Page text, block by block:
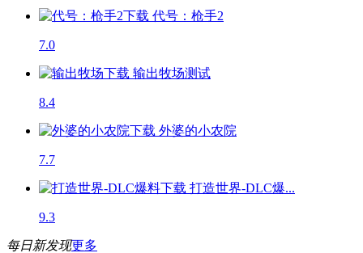
代号：枪手2
7.0
输出牧场测试
8.4
外婆的小农院
7.7
打造世界-DLC爆...
9.3
每日新发现更多